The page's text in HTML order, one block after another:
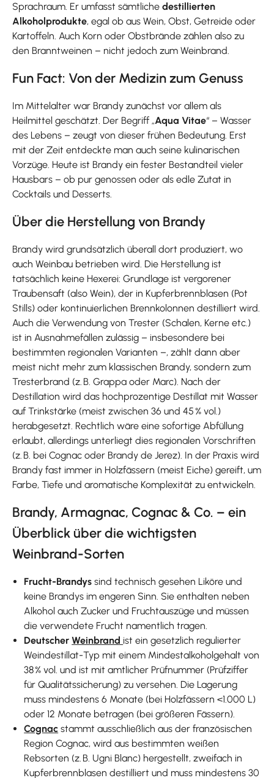
Sprachraum. Er umfasst sämtliche destillierten
Alkoholprodukte, egal ob aus Wein, Obst, Getreide oder
Kartoffeln. Auch Korn oder Obstbrände zählen also zu
den Branntweinen – nicht jedoch zum Weinbrand.
Fun Fact: Von der Medizin zum Genuss
Im Mittelalter war Brandy zunächst vor allem als
Heilmittel geschätzt. Der Begriff „Aqua Vitae“ – Wasser
des Lebens – zeugt von dieser frühen Bedeutung. Erst
mit der Zeit entdeckte man auch seine kulinarischen
Vorzüge. Heute ist Brandy ein fester Bestandteil vieler
Hausbars – ob pur genossen oder als edle Zutat in
Cocktails und Desserts.
Über die Herstellung von Brandy
Brandy wird grundsätzlich überall dort produziert, wo
auch Weinbau betrieben wird. Die Herstellung ist
tatsächlich keine Hexerei: Grundlage ist vergorener
Traubensaft (also Wein), der in Kupferbrennblasen (Pot
Stills) oder kontinuierlichen Brennkolonnen destilliert wird.
Auch die Verwendung von Trester (Schalen, Kerne etc.)
ist in Ausnahmefällen zulässig – insbesondere bei
bestimmten regionalen Varianten –, zählt dann aber
meist nicht mehr zum klassischen Brandy, sondern zum
Tresterbrand (z. B. Grappa oder Marc). Nach der
Destillation wird das hochprozentige Destillat mit Wasser
auf Trinkstärke (meist zwischen 36 und 45 % vol.)
herabgesetzt. Rechtlich wäre eine sofortige Abfüllung
erlaubt, allerdings unterliegt dies regionalen Vorschriften
(z. B. bei Cognac oder Brandy de Jerez). In der Praxis wird
Brandy fast immer in Holzfässern (meist Eiche) gereift, um
Farbe, Tiefe und aromatische Komplexität zu entwickeln.
Brandy, Armagnac, Cognac & Co. – ein
Überblick über die wichtigsten
Weinbrand-Sorten
Frucht-Brandys sind technisch gesehen Liköre und
keine Brandys im engeren Sinn. Sie enthalten neben
Alkohol auch Zucker und Fruchtauszüge und müssen
die verwendete Frucht namentlich tragen.
DeutscherWeinbrand ist ein gesetzlich regulierter
Weindestillat-Typ mit einem Mindestalkoholgehalt von
38 % vol. und ist mit amtlicher Prüfnummer (Prüfziffer
für Qualitätssicherung) zu versehen. Die Lagerung
muss mindestens 6 Monate (bei Holzfässern <1.000 L)
oder 12 Monate betragen (bei größeren Fässern).
Cognac stammt ausschließlich aus der französischen
Region Cognac, wird aus bestimmten weißen
Rebsorten (z. B. Ugni Blanc) hergestellt, zweifach in
Kupferbrennblasen destilliert und muss mindestens 30